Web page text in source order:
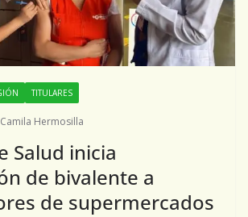
TITULARES
Camila Hermosilla
Salud inicia
de bivalente a
de supermercados